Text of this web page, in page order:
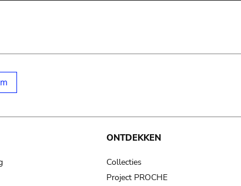
ONTDEKKEN
Collecties
Project PROCHE